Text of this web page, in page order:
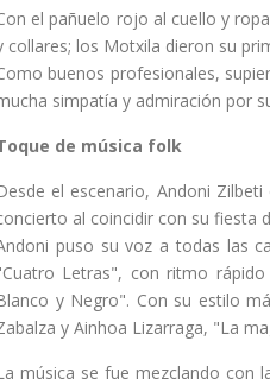
el pañuelo rojo al cuello y
collares; los Motxila dieron su
buenos profesionales,
simpatía y admiración por
de música folk
el escenario, Andoni
al coincidir con su fiesta
puso su voz a todas las
Letras", con ritmo
y Negro". Con su estilo
y Ainhoa Lizarraga, "La
música se fue mezclando con